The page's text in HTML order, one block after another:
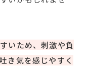
いため、刺激や負
き気を感じやすく